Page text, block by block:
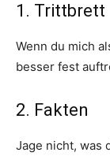
1. Trittbrett
Wenn du mich
besser fest
2. Fakten
Jage nicht, was